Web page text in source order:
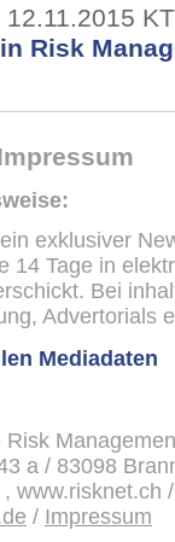
12.11.2015
Risk
exklusiver
14 Tage in
Bei
Advertorials
Mediadaten
Risk
a / 83098
www.risknet.ch
/ Impressum